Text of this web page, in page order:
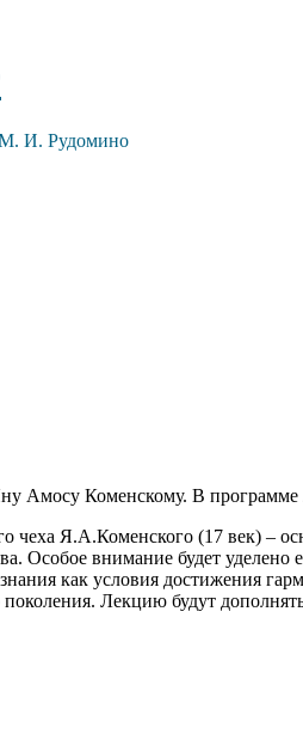
М. И. Рудомино
Амосу Коменскому. В
Я.А.Коменского (17 век) –
Особое внимание будет
как условия достижения
Лекцию будут